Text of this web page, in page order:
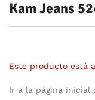
Kam Jeans
Este producto está
Ir a la página inicial